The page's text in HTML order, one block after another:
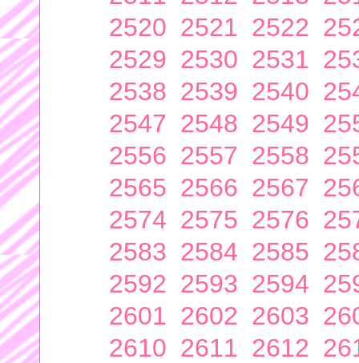
2520 2521 2522
2529 2530 2531
2538 2539 2540
2547 2548 2549
2556 2557 2558
2565 2566 2567
2574 2575 2576
2583 2584 2585
2592 2593 2594
2601 2602 2603
2610 2611 2612